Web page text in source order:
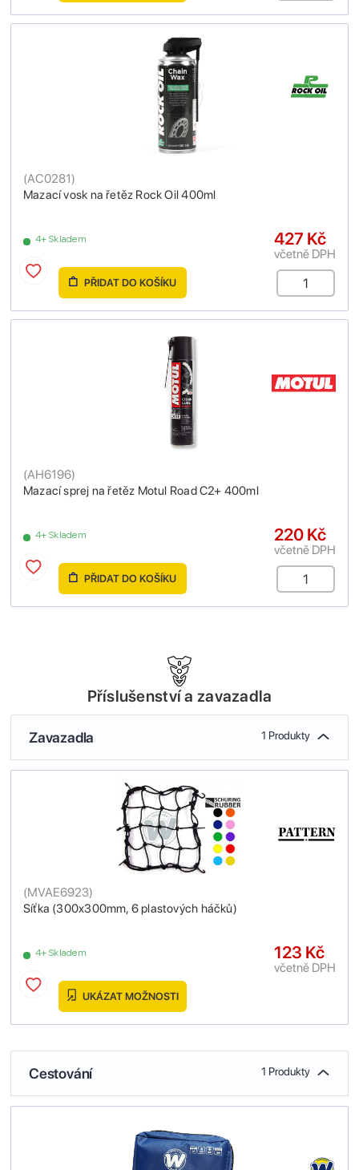
Mazací vosk na řetěz Rock Oil 400ml
(AC0281)
4+ Skladem 427 Kč
včetně DPH
PŘIDAT DO KOŠÍKU
Mazací sprej na řetěz Motul Road C2+ 400ml
(AH6196)
4+ Skladem 220 Kč
včetně DPH
PŘIDAT DO KOŠÍKU
Příslušenství a zavazadla
Zavazadla 1 Produkty
Síťka (300x300mm, 6 plastových háčků)
(MVAE6923)
4+ Skladem 123 Kč
včetně DPH
UKÁZAT MOŽNOSTI
Cestování 1 Produkty